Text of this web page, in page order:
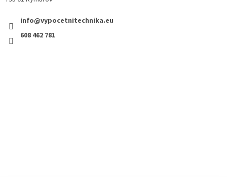
info@vypocetnitechnika.eu
608 462 781